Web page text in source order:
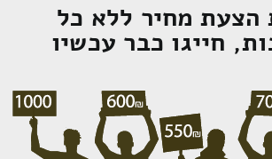
הצעת מחיר ללא כל
חייגו כבר עכשיו